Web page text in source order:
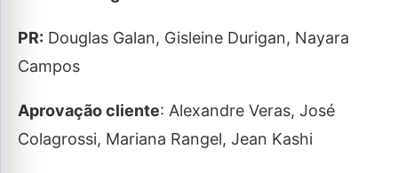
PR: Douglas Galan, Gisleine Durigan, Nayara
Campos
Aprovação cliente: Alexandre Veras, José
Colagrossi, Mariana Rangel, Jean Kashi